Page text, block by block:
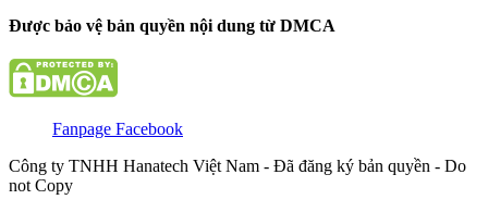
Được bảo vệ bản quyền nội dung từ DMCA
Fanpage Facebook
Công ty TNHH Hanatech Việt Nam - Đã đăng ký bản quyền - Do
not Copy